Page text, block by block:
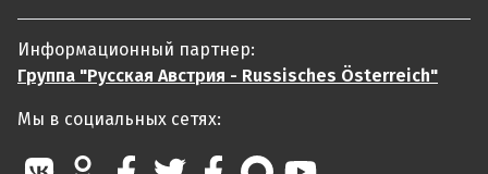
Информационный партнер:
Группа "Русская Австрия - Russisches Österreich"
Мы в социальных сетях: